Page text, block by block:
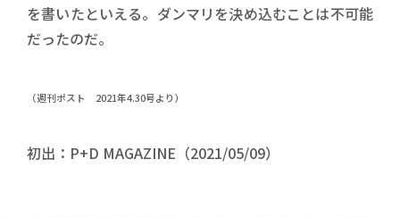
を書いたといえる。ダンマリを決め込むことは不可能
だったのだ。
（週刊ポスト 2021年4.30号より）
初出：P+D MAGAZINE（2021/05/09）